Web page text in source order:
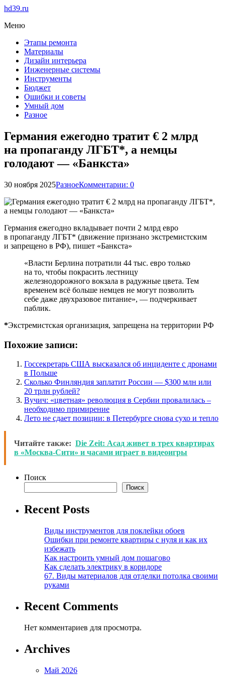
hd39.ru
Меню
Этапы ремонта
Материалы
Дизайн интерьера
Инженерные системы
Инструменты
Бюджет
Ошибки и советы
Умный дом
Разное
Германия ежегодно тратит € 2 млрд
на пропаганду ЛГБТ*, а немцы
голодают — «Банкста»
30 ноября 2025РазноеКомментарии: 0
Германия ежегодно вкладывает почти 2 млрд евро
в пропаганду ЛГБТ* (движение признано экстремистским
и запрещено в РФ), пишет «Банкста»
«Власти Берлина потратили 44 тыс. евро только
на то, чтобы покрасить лестницу
железнодорожного вокзала в радужные цвета. Тем
временем всё больше немцев не могут позволить
себе даже двухразовое питание», — подчеркивает
паблик.
*Экстремистская организация, запрещена на территории РФ
Похожие записи:
Госсекретарь США высказался об инциденте с дронами
в Польше
Сколько Финляндия заплатит России — $300 млн или
20 трлн рублей?
Вучич: «цветная» революция в Сербии провалилась –
необходимо примирение
Лето не сдает позиции: в Петербурге снова сухо и тепло
Читайте также: Die Zeit: Асад живет в трех квартирах
в «Москва-Сити» и часами играет в видеоигры
Поиск
Поиск
Recent Posts
Виды инструментов для поклейки обоев
Ошибки при ремонте квартиры с нуля и как их
избежать
Как настроить умный дом пошагово
Как сделать электрику в коридоре
67. Виды материалов для отделки потолка своими
руками
Recent Comments
Нет комментариев для просмотра.
Archives
Май 2026